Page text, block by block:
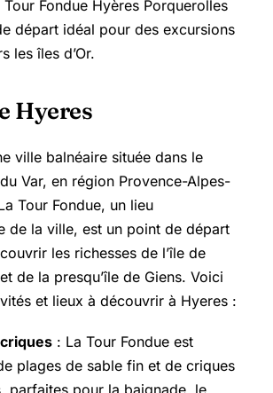
Tour Fondue Hyères Porquerolles
départ idéal pour des excursions
les îles d’Or.
Hyeres
ville balnéaire située dans le
Var, en région Provence-Alpes-
Tour Fondue, un lieu
de la ville, est un point de départ
les richesses de l’île de
de la presqu’île de Giens. Voici
et lieux à découvrir à Hyeres :
: La Tour Fondue est
plages de sable fin et de criques